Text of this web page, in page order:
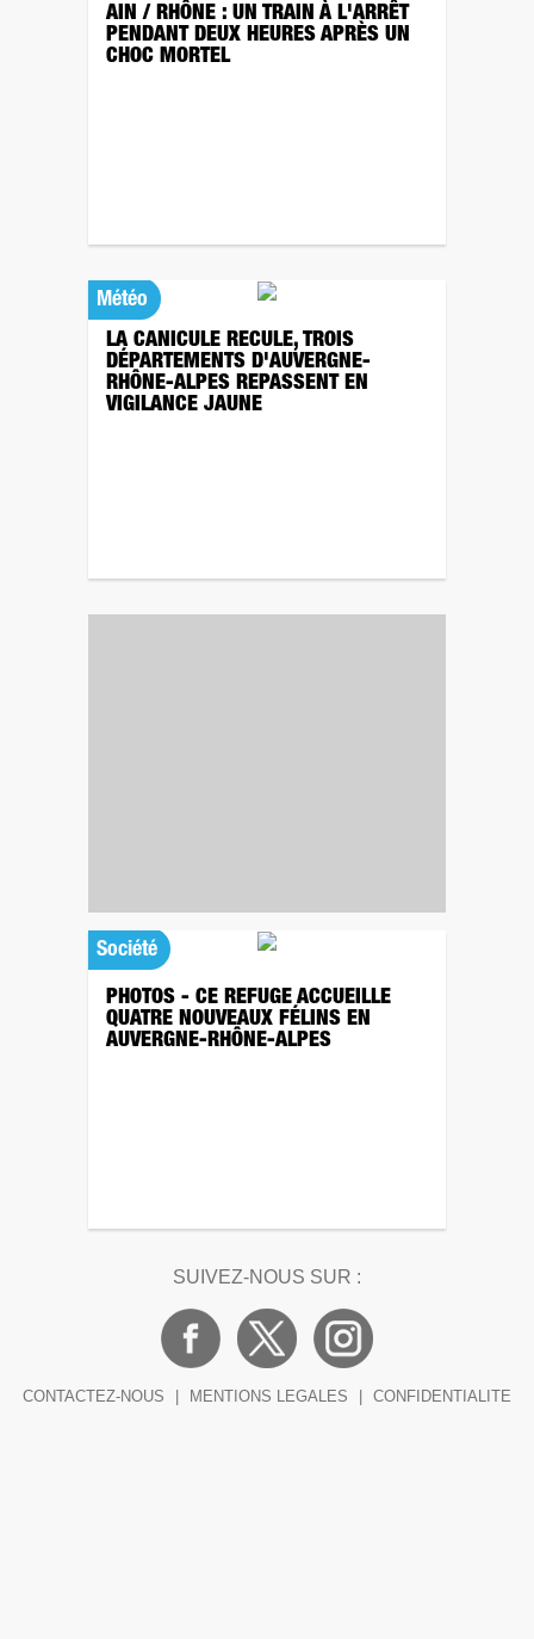
AIN / RHÔNE : UN TRAIN À L'ARRÊT
PENDANT DEUX HEURES APRÈS UN
CHOC MORTEL
Météo
LA CANICULE RECULE, TROIS
DÉPARTEMENTS D'AUVERGNE-
RHÔNE-ALPES REPASSENT EN
VIGILANCE JAUNE
Société
PHOTOS - CE REFUGE ACCUEILLE
QUATRE NOUVEAUX FÉLINS EN
AUVERGNE-RHÔNE-ALPES
SUIVEZ-NOUS SUR :
CONTACTEZ-NOUS MENTIONS LEGALES CONFIDENTIALITE